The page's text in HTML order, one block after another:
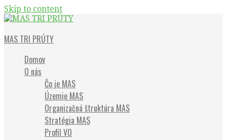
Skip to content
MAS TRI PRÚTY
Domov
O nás
Čo je MAS
Územie MAS
Organizačná štruktúra MAS
Stratégia MAS
Profil VO